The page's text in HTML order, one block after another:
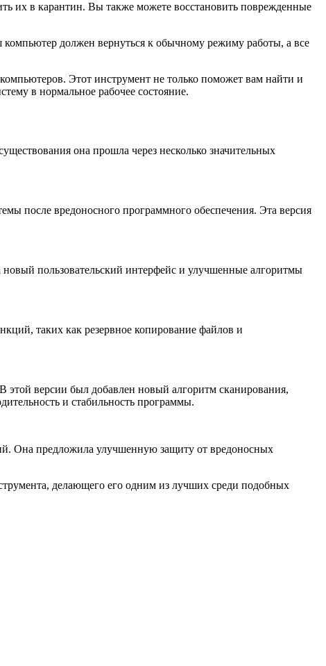
их в карантин. Вы также можете восстановить поврежденные
должен вернуться к обычному режиму работы, а все
Этот инструмент не только поможет вам найти и
в нормальное рабочее состояние.
она прошла через несколько значительных
после вредоносного программного обеспечения. Эта версия
пользовательский интерфейс и улучшенные алгоритмы
таких как резервное копирование файлов и
версии был добавлен новый алгоритм сканирования,
и стабильность программы.
Она предложила улучшенную защиту от вредоносных
делающего его одним из лучших среди подобных